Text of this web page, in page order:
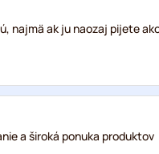
najmä ak ju naozaj pijete
a široká ponuka produktov